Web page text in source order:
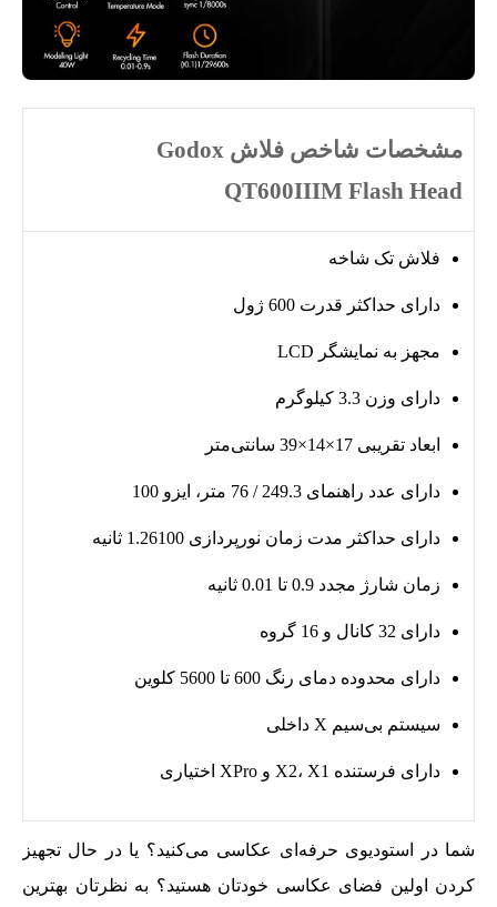
مشخصات شاخص فلاش Godox
QT600IIIM Flash Head
فلاش تک شاخه
دارای حداکثر قدرت 600 ژول
مجهز به نمایشگر LCD
دارای وزن 3.3 کیلوگرم
ابعاد تقریبی 17×14×39 سانتی‌متر
دارای عدد راهنمای 249.3 / 76 متر، ایزو 100
دارای حداکثر مدت زمان نورپردازی 1.26100 ثانیه
زمان شارژ مجدد 0.9 تا 0.01 ثانیه
دارای 32 کانال و 16 گروه
دارای محدوده دمای رنگ 600 تا 5600 کلوین
سیستم بی‌سیم X داخلی
دارای فرستنده X2، X1 و XPro اختیاری
شما در استودیوی حرفه‌ای عکاسی می‌کنید؟ یا در حال تجهیز
کردن اولین فضای عکاسی خودتان هستید؟ به نظرتان بهترین